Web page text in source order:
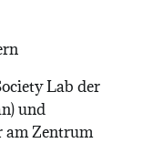
Lab der
und
am Zentrum